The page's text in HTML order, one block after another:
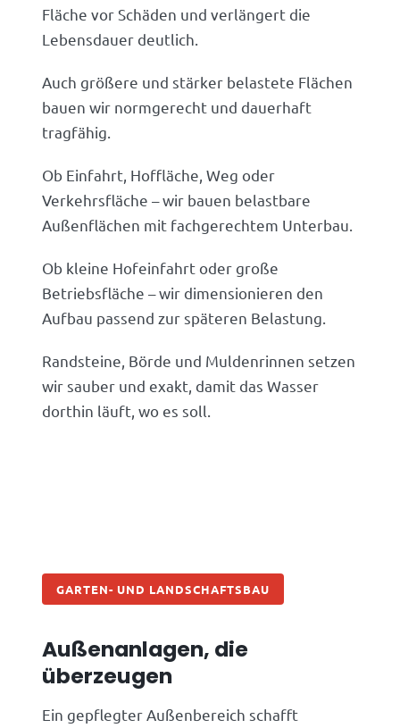
Fläche vor Schäden und verlängert die
Lebensdauer deutlich.
Auch größere und stärker belastete Flächen
bauen wir normgerecht und dauerhaft
tragfähig.
Ob Einfahrt, Hoffläche, Weg oder
Verkehrsfläche – wir bauen belastbare
Außenflächen mit fachgerechtem Unterbau.
Ob kleine Hofeinfahrt oder große
Betriebsfläche – wir dimensionieren den
Aufbau passend zur späteren Belastung.
Randsteine, Börde und Muldenrinnen setzen
wir sauber und exakt, damit das Wasser
dorthin läuft, wo es soll.
GARTEN- UND LANDSCHAFTSBAU
Außenanlagen, die
überzeugen
Ein gepflegter Außenbereich schafft